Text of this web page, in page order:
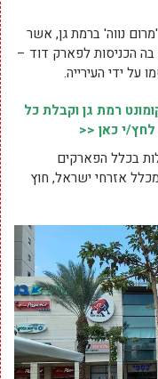
מתושבי 'מרום נווה' ברמת גן, אשר
בה הכניסות לפארק דוד –
על ידי העירייה.
רמת גן וקבלת כל
י כאן <<
בכלל הפארקים
אזרחי ישראל, חוץ